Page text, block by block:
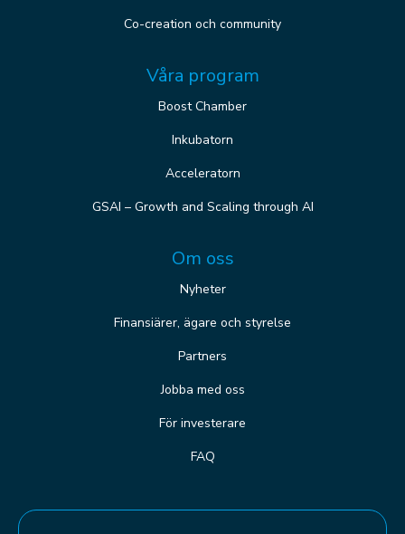
Co-creation och community
Våra program
Boost Chamber
Inkubatorn
Acceleratorn
GSAI – Growth and Scaling through AI
Om oss
Nyheter
Finansiärer, ägare och styrelse
Partners
Jobba med oss
För investerare
FAQ